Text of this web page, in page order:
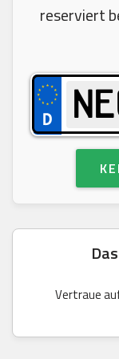
reserviert
Vertraue